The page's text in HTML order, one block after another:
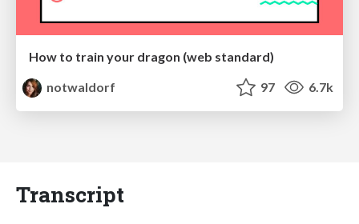
How to train your dragon (web standard)
notwaldorf
97 6.7k
Transcript